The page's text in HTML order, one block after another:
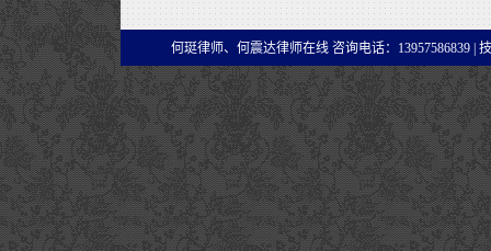
何珽律师、何震达律师在线 咨询电话：13957586839 |